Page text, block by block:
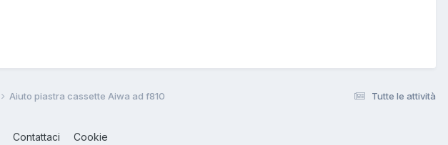
Tutte le attività
Aiuto piastra cassette Aiwa ad f810
Contattaci Cookie